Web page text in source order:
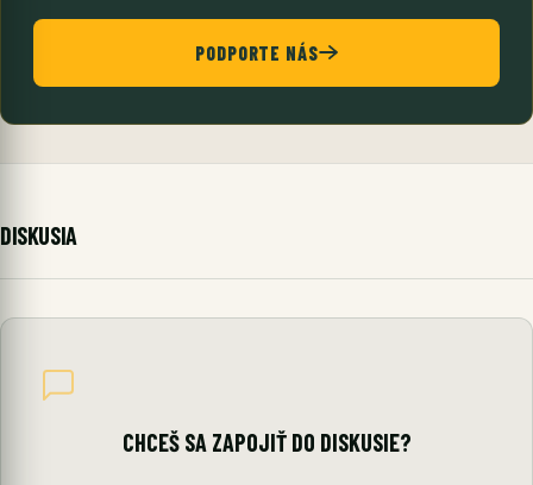
PODPORTE NÁS
DISKUSIA
CHCEŠ SA ZAPOJIŤ DO DISKUSIE?